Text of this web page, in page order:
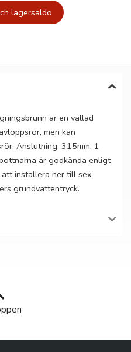
lagersaldo
är en vallad
men kan
Anslutning: 315mm. 1
är godkända enligt
installera ner till sex
grundvattentryck.